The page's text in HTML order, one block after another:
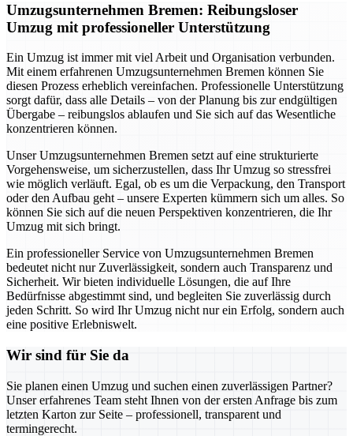
Umzugsunternehmen Bremen: Reibungsloser
Umzug mit professioneller Unterstützung
Ein Umzug ist immer mit viel Arbeit und Organisation verbunden.
Mit einem erfahrenen Umzugsunternehmen Bremen können Sie
diesen Prozess erheblich vereinfachen. Professionelle Unterstützung
sorgt dafür, dass alle Details – von der Planung bis zur endgültigen
Übergabe – reibungslos ablaufen und Sie sich auf das Wesentliche
konzentrieren können.
Unser Umzugsunternehmen Bremen setzt auf eine strukturierte
Vorgehensweise, um sicherzustellen, dass Ihr Umzug so stressfrei
wie möglich verläuft. Egal, ob es um die Verpackung, den Transport
oder den Aufbau geht – unsere Experten kümmern sich um alles. So
können Sie sich auf die neuen Perspektiven konzentrieren, die Ihr
Umzug mit sich bringt.
Ein professioneller Service von Umzugsunternehmen Bremen
bedeutet nicht nur Zuverlässigkeit, sondern auch Transparenz und
Sicherheit. Wir bieten individuelle Lösungen, die auf Ihre
Bedürfnisse abgestimmt sind, und begleiten Sie zuverlässig durch
jeden Schritt. So wird Ihr Umzug nicht nur ein Erfolg, sondern auch
eine positive Erlebniswelt.
Wir sind für Sie da
Sie planen einen Umzug und suchen einen zuverlässigen Partner?
Unser erfahrenes Team steht Ihnen von der ersten Anfrage bis zum
letzten Karton zur Seite – professionell, transparent und
termingerecht.